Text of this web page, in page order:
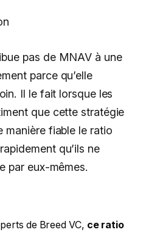
pas de MNAV à une
parce qu’elle
Il le fait lorsque les
que cette stratégie
manière fiable le ratio
qu’ils ne
par eux-mêmes.
de Breed VC, ce ratio